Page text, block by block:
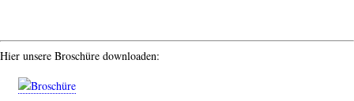
Hier unsere Broschüre downloaden: